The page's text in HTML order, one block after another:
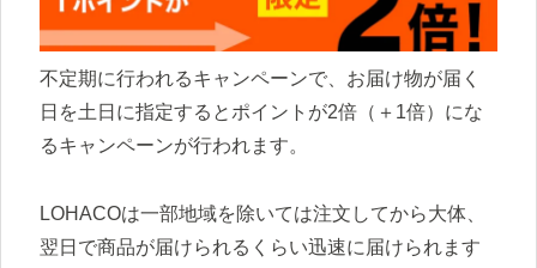
不定期に行われるキャンペーンで、お届け物が届く
日を土日に指定するとポイントが2倍（＋1倍）にな
るキャンペーンが行われます。
LOHACOは一部地域を除いては注文してから大体、
翌日で商品が届けられるくらい迅速に届けられます